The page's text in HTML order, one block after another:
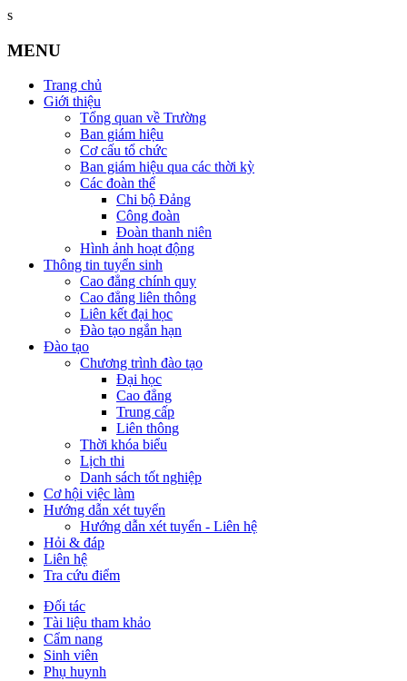
s
MENU
Trang chủ
Giới thiệu
Tổng quan về Trường
Ban giám hiệu
Cơ cấu tổ chức
Ban giám hiệu qua các thời kỳ
Các đoàn thể
Chi bộ Đảng
Công đoàn
Đoàn thanh niên
Hình ảnh hoạt động
Thông tin tuyển sinh
Cao đẳng chính quy
Cao đẳng liên thông
Liên kết đại học
Đào tạo ngắn hạn
Đào tạo
Chương trình đào tạo
Đại học
Cao đẳng
Trung cấp
Liên thông
Thời khóa biểu
Lịch thi
Danh sách tốt nghiệp
Cơ hội việc làm
Hướng dẫn xét tuyển
Hướng dẫn xét tuyển - Liên hệ
Hỏi & đáp
Liên hệ
Tra cứu điểm
Đối tác
Tài liệu tham khảo
Cẩm nang
Sinh viên
Phụ huynh